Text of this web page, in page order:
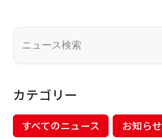
カテゴリー
すべてのニュース お知らせ